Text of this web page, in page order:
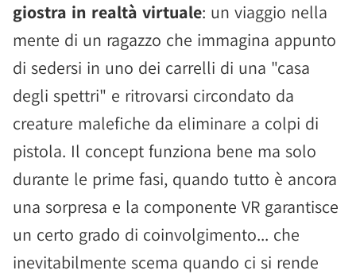
giostra in realtà virtuale: un viaggio nella
mente di un ragazzo che immagina appunto
di sedersi in uno dei carrelli di una "casa
degli spettri" e ritrovarsi circondato da
creature malefiche da eliminare a colpi di
pistola. Il concept funziona bene ma solo
durante le prime fasi, quando tutto è ancora
una sorpresa e la componente VR garantisce
un certo grado di coinvolgimento... che
inevitabilmente scema quando ci si rende